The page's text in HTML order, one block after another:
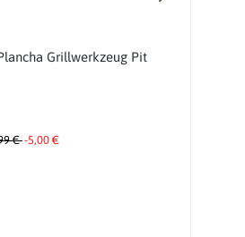
Grillwerkzeug Pit
€-5,00 €